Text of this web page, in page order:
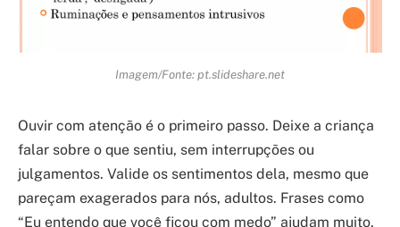
Imagem/Fonte: pt.slideshare.net
Ouvir com atenção é o primeiro passo. Deixe a criança
falar sobre o que sentiu, sem interrupções ou
julgamentos. Valide os sentimentos dela, mesmo que
pareçam exagerados para nós, adultos. Frases como
“Eu entendo que você ficou com medo” ajudam muito.